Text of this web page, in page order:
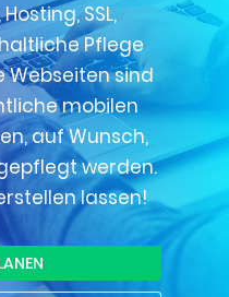
SSL,
Pflege
Webseiten sind
mobilen
auf Wunsch,
werden.
lassen!